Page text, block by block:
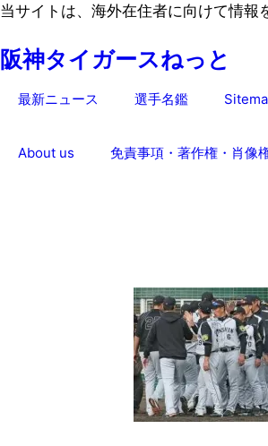
コ
テ
当サイトは、海外在住者に向けて情報
阪神タイガースねっと
最新ニュース 選手名鑑
About us 免責事項・著作権・肖像